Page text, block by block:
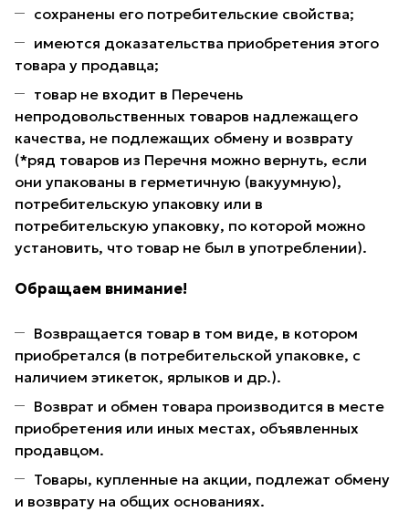
сохранены его потребительские свойства;
имеются доказательства приобретения этого
товара у продавца;
товар не входит в Перечень
непродовольственных товаров надлежащего
качества, не подлежащих обмену и возврату
(*ряд товаров из Перечня можно вернуть, если
они упакованы в герметичную (вакуумную),
потребительскую упаковку или в
потребительскую упаковку, по которой можно
установить, что товар не был в употреблении).
Обращаем внимание!
Возвращается товар в том виде, в котором
приобретался (в потребительской упаковке, с
наличием этикеток, ярлыков и др.).
Возврат и обмен товара производится в месте
приобретения или иных местах, объявленных
продавцом.
Товары, купленные на акции, подлежат обмену
и возврату на общих основаниях.